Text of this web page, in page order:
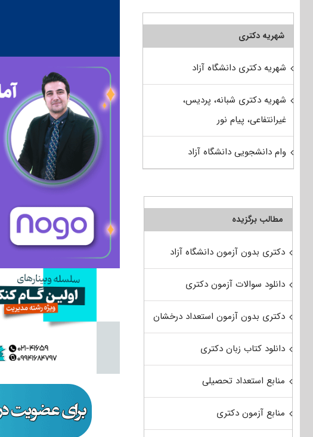
شهریه دکتری
شهریه دکتری دانشگاه آزاد
شهریه دکتری شبانه، پردیس،
غیرانتفاعی، پیام نور
وام دانشجویی دانشگاه آزاد
مطالب برگزیده
دکتری بدون آزمون دانشگاه آزاد
دانلود سوالات آزمون دکتری
دکتری بدون آزمون استعداد درخشان
دانلود کتاب زبان دکتری
منابع استعداد تحصیلی
منابع آزمون دکتری